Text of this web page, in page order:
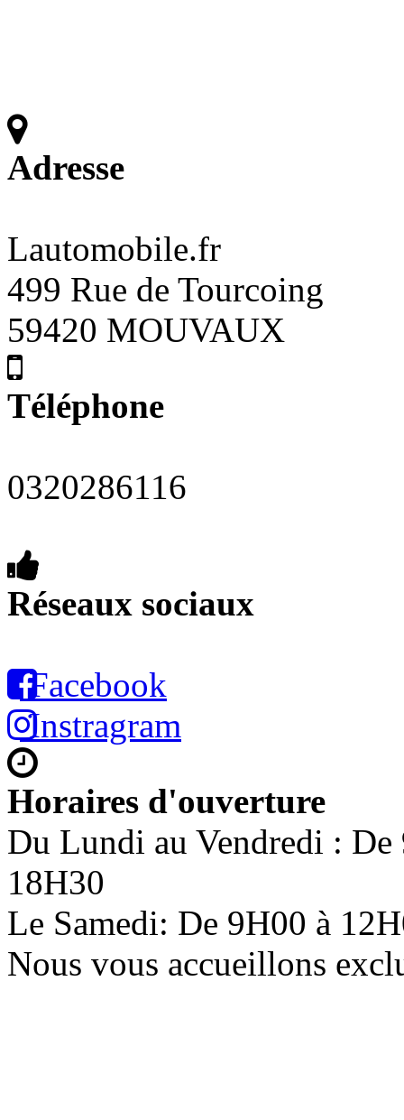
Adresse
Lautomobile.fr
499 Rue de Tourcoing
59420 MOUVAUX
Téléphone
0320286116
Réseaux sociaux
Facebook
Instragram
Horaires d'ouverture
Du Lundi au Vendredi :
18H30
Le Samedi: De 9H00 à
Nous vous accueillons